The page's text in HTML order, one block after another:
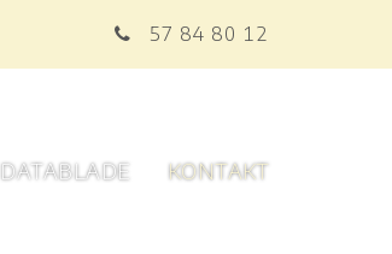
57 84 80 12
DATABLADE KONTAKT